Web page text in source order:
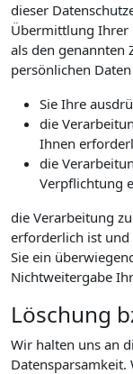
dieser
Übermittlung Ihrer
als den genannten
persönlichen
Sie Ihre
die
Ihnen
die
Verpflichtung
die Verarbeitung
erforderlich ist und
Sie ein
Nichtweitergabe
Löschung
Wir halten uns an
Datensparsamkeit.